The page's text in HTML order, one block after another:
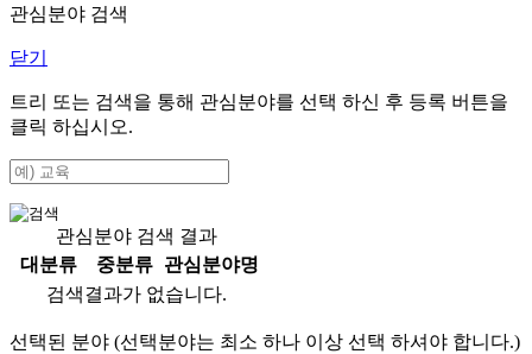
관심분야 검색
닫기
트리 또는 검색을 통해 관심분야를 선택 하신 후 등록 버튼을
클릭 하십시오.
관심분야 검색 결과
대분류
중분류
관심분야명
검색결과가 없습니다.
선택된 분야 (선택분야는 최소 하나 이상 선택 하셔야 합니다.)